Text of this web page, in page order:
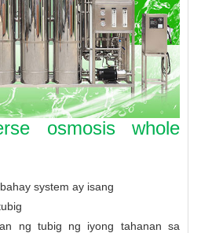
osmosis whole
system ay isang
ng tubig ng iyong tahanan sa